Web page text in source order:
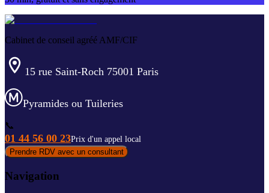
Cabinet de conseil agréé AMF/CIF
15 rue Saint-Roch 75001 Paris
Pyramides ou Tuileries
📞
01 44 56 00 23Prix d'un appel local
Prendre RDV avec un consultant
Navigation